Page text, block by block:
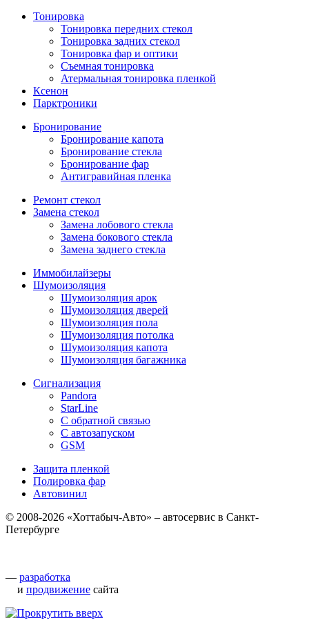
Тонировка
Тонировка передних стекол
Тонировка задних стекол
Тонировка фар и оптики
Съемная тонировка
Атермальная тонировка пленкой
Ксенон
Парктроники
Бронирование
Бронирование капота
Бронирование стекла
Бронирование фар
Антигравийная пленка
Ремонт стекол
Замена стекол
Замена лобового стекла
Замена бокового стекла
Замена заднего стекла
Иммобилайзеры
Шумоизоляция
Шумоизоляция арок
Шумоизоляция дверей
Шумоизоляция пола
Шумоизоляция потолка
Шумоизоляция капота
Шумоизоляция багажника
Сигнализация
Pandora
StarLine
С обратной связью
С автозапуском
GSM
Защита пленкой
Полировка фар
Автовинил
© 2008-2026 «Хоттабыч-Авто» – автосервис в Санкт-
Петербурге
— разработка
и продвижение сайта